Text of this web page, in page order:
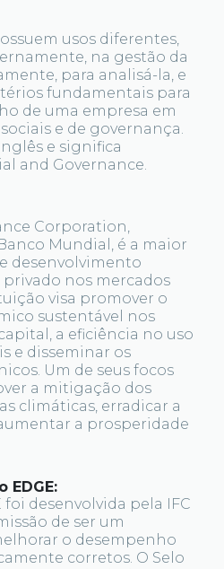
usos diferentes,
na gestão da
para analisá-la, e
fundamentais para
de uma empresa em
e de governança.
e significa
and Governance.
Corporation,
Mundial, é a maior
desenvolvimento
nos mercados
visa promover o
sustentável nos
a eficiência no uso
e disseminar os
Um de seus focos
a mitigação dos
climáticas, erradicar a
a prosperidade
EDGE:
foi desenvolvida pela IFC
de ser um
o desempenho
corretos. O Selo